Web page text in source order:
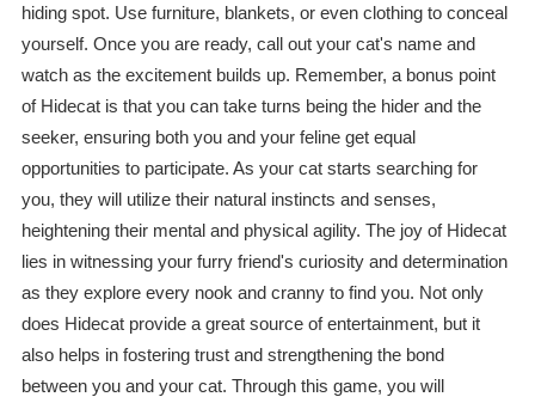
hiding spot. Use furniture, blankets, or even clothing to conceal
yourself. Once you are ready, call out your cat's name and
watch as the excitement builds up. Remember, a bonus point
of Hidecat is that you can take turns being the hider and the
seeker, ensuring both you and your feline get equal
opportunities to participate. As your cat starts searching for
you, they will utilize their natural instincts and senses,
heightening their mental and physical agility. The joy of Hidecat
lies in witnessing your furry friend's curiosity and determination
as they explore every nook and cranny to find you. Not only
does Hidecat provide a great source of entertainment, but it
also helps in fostering trust and strengthening the bond
between you and your cat. Through this game, you will